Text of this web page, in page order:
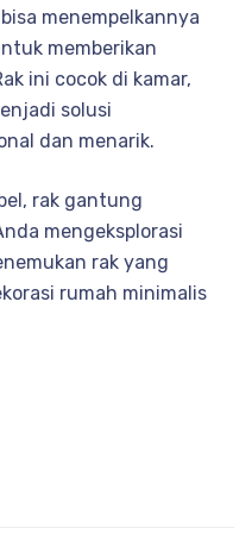
menempelkannya
memberikan
ini cocok di kamar,
solusi
dan menarik.
rak gantung
mengeksplorasi
rak yang
rumah minimalis